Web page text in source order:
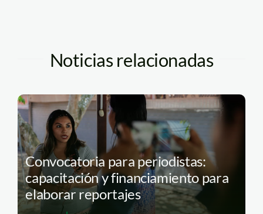
Noticias relacionadas
Convocatoria para periodistas:
capacitación y financiamiento para
elaborar reportajes